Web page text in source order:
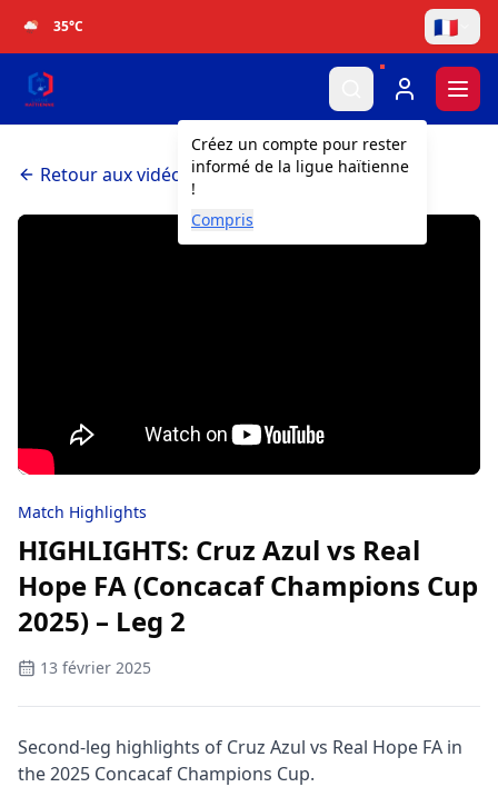
35°C 🇫🇷
Créez un compte pour rester
informé de la ligue haïtienne
!
Compris
Retour aux vidéos
Match Highlights
HIGHLIGHTS: Cruz Azul vs Real
Hope FA (Concacaf Champions Cup
2025) – Leg 2
13 février 2025
Second-leg highlights of Cruz Azul vs Real Hope FA in
the 2025 Concacaf Champions Cup.